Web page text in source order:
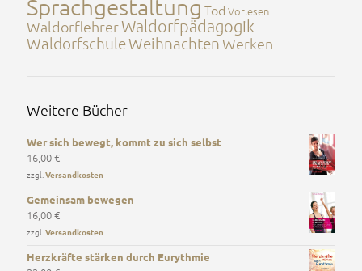
Sprachgestaltung Tod Vorlesen
WaldorflehrerWaldorfpädagogik
WaldorfschuleWeihnachtenWerken
Weitere Bücher
Wer sich bewegt, kommt zu sich selbst
16,00€
zzgl. Versandkosten
Gemeinsam bewegen
16,00€
zzgl.Versandkosten
Herzkräfte stärken durch Eurythmie